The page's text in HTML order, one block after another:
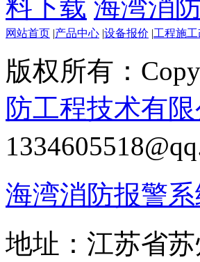
料下载 海湾消
网站首页 |产品中心 |设备报价 |工程施工
版权所有：
防工程技术有限
海湾消防报警
地址：江苏省